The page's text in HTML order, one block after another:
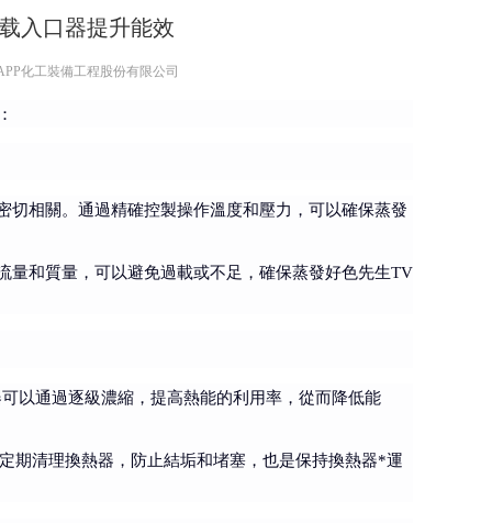
入口器提升能效
化工裝備工程股份有限公司
切相關。通過精確控製操作溫度和壓力，可以確保蒸發
量和質量，可以避免過載或不足，確保蒸發好色先生TV
以通過逐級濃縮，提高熱能的利用率，從而降低能
期清理換熱器，防止結垢和堵塞，也是保持換熱器*運